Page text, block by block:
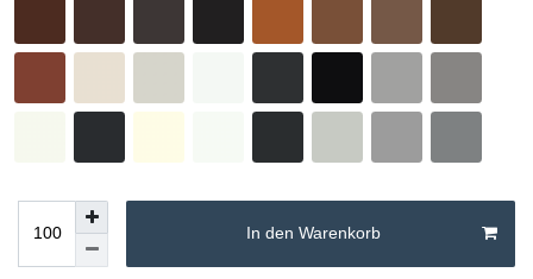
In den Warenkorb